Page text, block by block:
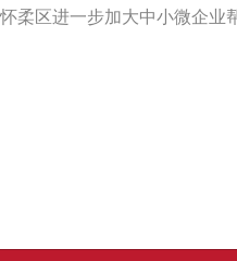
柔区进一步加大中小微企业